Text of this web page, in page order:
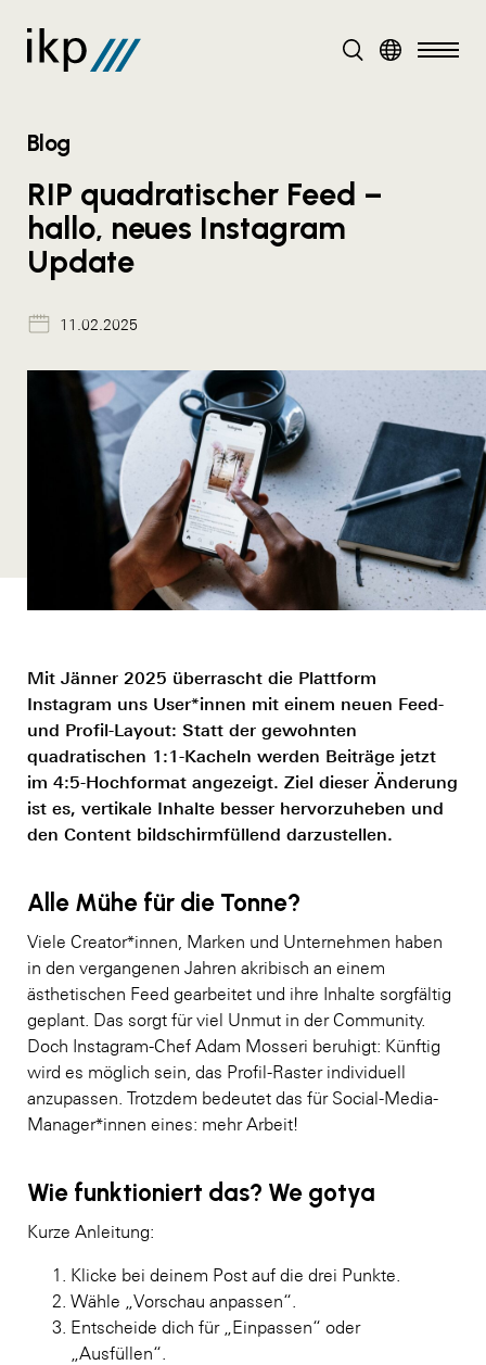
DE
Blog
RIP quadratischer Feed –
hallo, neues Instagram
Update
11.02.2025
Mit Jänner 2025 überrascht die Plattform
Instagram uns User*innen mit einem neuen Feed-
und Profil-Layout: Statt der gewohnten
quadratischen 1:1-Kacheln werden Beiträge jetzt
im 4:5-Hochformat angezeigt. Ziel dieser Änderung
ist es, vertikale Inhalte besser hervorzuheben und
den Content bildschirmfüllend darzustellen.
Alle Mühe für die Tonne?
Viele Creator*innen, Marken und Unternehmen haben
in den vergangenen Jahren akribisch an einem
ästhetischen Feed gearbeitet und ihre Inhalte sorgfältig
geplant. Das sorgt für viel Unmut in der Community.
Doch Instagram-Chef Adam Mosseri beruhigt: Künftig
wird es möglich sein, das Profil-Raster individuell
anzupassen. Trotzdem bedeutet das für Social-Media-
Manager*innen eines: mehr Arbeit!
Wie funktioniert das? We gotya
Kurze Anleitung:
Klicke bei deinem Post auf die drei Punkte.
Wähle „Vorschau anpassen“.
Entscheide dich für „Einpassen“ oder
„Ausfüllen“.